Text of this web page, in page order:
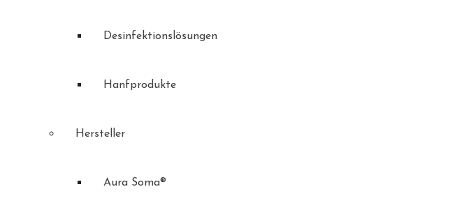
Desinfektionslösungen
Hanfprodukte
Hersteller
Aura Soma®